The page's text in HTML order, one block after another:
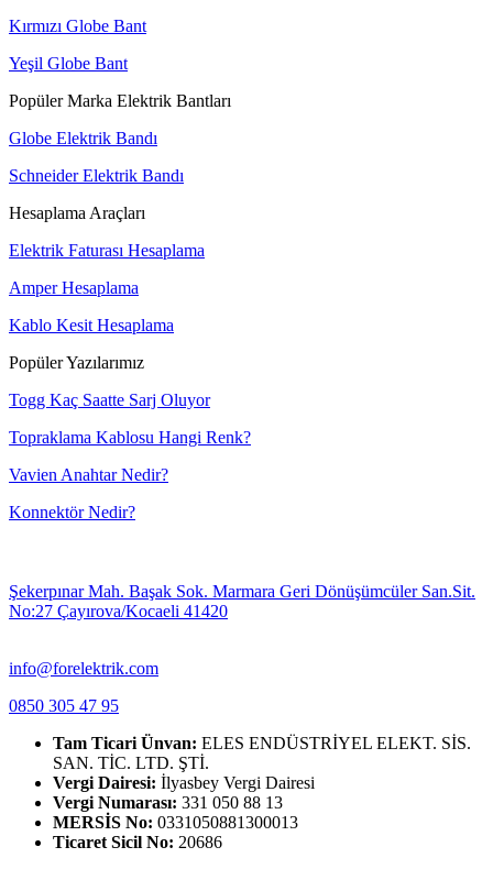
Kırmızı Globe Bant
Yeşil Globe Bant
Popüler Marka Elektrik Bantları
Globe Elektrik Bandı
Schneider Elektrik Bandı
Hesaplama Araçları
Elektrik Faturası Hesaplama
Amper Hesaplama
Kablo Kesit Hesaplama
Popüler Yazılarımız
Togg Kaç Saatte Sarj Oluyor
Topraklama Kablosu Hangi Renk?
Vavien Anahtar Nedir?
Konnektör Nedir?
Şekerpınar Mah. Başak Sok. Marmara Geri Dönüşümcüler San.Sit.
No:27 Çayırova/Kocaeli 41420
info@forelektrik.com
0850 305 47 95
Tam Ticari Ünvan: ELES ENDÜSTRİYEL ELEKT. SİS.
SAN. TİC. LTD. ŞTİ.
Vergi Dairesi: İlyasbey Vergi Dairesi
Vergi Numarası: 331 050 88 13
MERSİS No: 0331050881300013
Ticaret Sicil No: 20686